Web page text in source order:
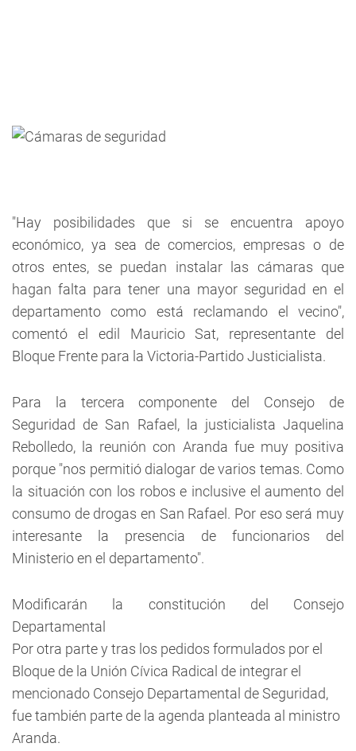
"Hay posibilidades que si se encuentra apoyo
económico, ya sea de comercios, empresas o de
otros entes, se puedan instalar las cámaras que
hagan falta para tener una mayor seguridad en el
departamento como está reclamando el vecino",
comentó el edil Mauricio Sat, representante del
Bloque Frente para la Victoria-Partido Justicialista.
Para la tercera componente del Consejo de
Seguridad de San Rafael, la justicialista Jaquelina
Rebolledo, la reunión con Aranda fue muy positiva
porque "nos permitió dialogar de varios temas. Como
la situación con los robos e inclusive el aumento del
consumo de drogas en San Rafael. Por eso será muy
interesante la presencia de funcionarios del
Ministerio en el departamento".
Modificarán la constitución del Consejo
Departamental
Por otra parte y tras los pedidos formulados por el
Bloque de la Unión Cívica Radical de integrar el
mencionado Consejo Departamental de Seguridad,
fue también parte de la agenda planteada al ministro
Aranda.